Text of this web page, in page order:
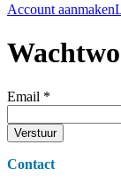
Account aanmaken
Email *
Verstuur
Contact